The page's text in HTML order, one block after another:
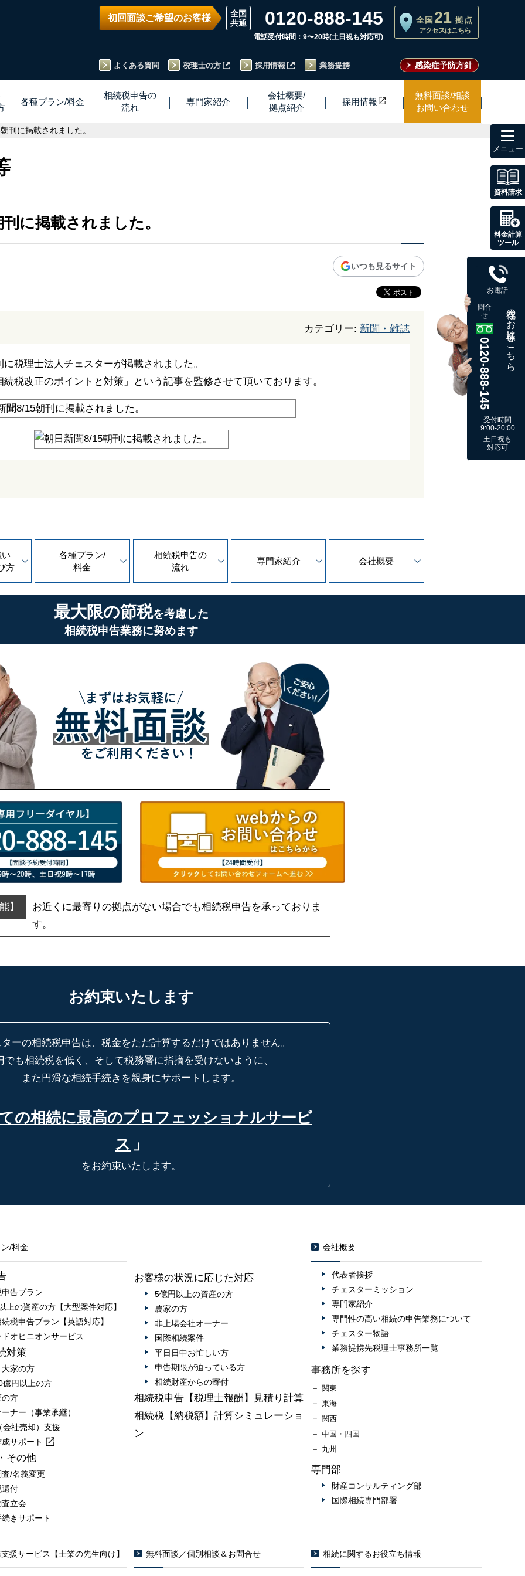
初回面談ご希望のお客様 0120-888-145
電話受付時間：9〜20時(土日祝も対応可)
全国 21 拠点
アクセスはこちら
よくある質問 税理士の方 採用情報 業務提携 感染症予防方針
各種プラン/料金
相続税申告の
流れ
専門家紹介
会社概要/
拠点紹介
採用情報
無料面談/相談
お問い合わせ
刊に掲載されました。
に掲載されました。
いつも見るサイト
カテゴリー: 新聞・雑誌
税理士法人チェスターが掲載されました。
税改正のポイントと対策」という記事を監修させて頂いております。
方
各種プラン/
料金
相続税申告の
流れ
専門家紹介 会社概要
最大限の節税を考慮した
相続税申告業務に努めます
お近くに最寄りの拠点がない場合でも相続税申告を承っておりま
す。
お約束いたします
ーの相続税申告は、税金をただ計算するだけではありません。
でも相続税を低く、そして税務署に指摘を受けないように、
また円滑な相続手続きを親身にサポートします。
の相続に最高のプロフェッショナルサービ
ス 」
をお約束いたします。
資料請求
料金計算
ツール
お電話
問合
せ
0120-888-145
既存のお客様はこちら
受付時間
9:00-20:00
土日祝も
対応可
/料金
告プラン
上の資産の方【大型案件対応】
税申告プラン【英語対応】
オピニオンサービス
対策
家の方
億円以上の方
の方
ナー（事業承継）
会社売却）支援
成サポート
その他
/名義変更
還付
立会
きサポート
お客様の状況に応じた対応
5億円以上の資産の方
農家の方
非上場会社オーナー
国際相続案件
平日日中お忙しい方
申告期限が迫っている方
相続財産からの寄付
相続税申告【税理士報酬】見積り計算
相続税【納税額】計算シミュレーショ
ン
会社概要
代表者挨拶
チェスターミッション
専門家紹介
専門性の高い相続の申告業務について
チェスター物語
業務提携先税理士事務所一覧
事務所を探す
＋ 関東
＋ 東海
＋ 関西
＋ 中国・四国
＋ 九州
専門部
財産コンサルティング部
国際相続専門部署
援サービス【士業の先生向け】 無料面談／個別相談＆お問合せ 相続に関するお役立ち情報